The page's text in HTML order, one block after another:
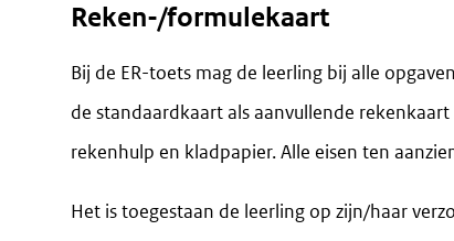
Reken-/formulekaart
Bij de ER-toets mag de leerling bij alle
de standaardkaart als aanvullende
rekenhulp en kladpapier. Alle eisen ten
Het is toegestaan de leerling op zijn/haar